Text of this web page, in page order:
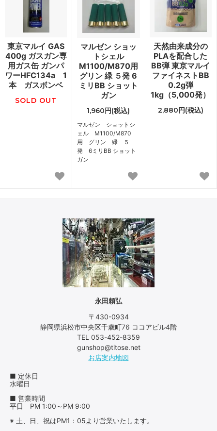
東京マルイ GAS
400g ガスガン専
用ガス缶 ガンパ
ワーHFC134a 1
本 ガスボンベ
SOLD OUT
マルゼン ショッ
トシェル
M1100/M870用
グリン 緑 ５発 6
ミリBB ショット
ガン
1,960円(税込)
マルゼン ショットシ
ェル M1100/M870
用 グリン 緑 ５
発 6ミリBB ショット
ガン
天然由来成分の
PLAを配合した
BB弾 東京マルイ
ファイネストBB
0.2g弾
1kg（5,000発）
2,880円(税込)
永田頼弘
〒430-0934
静岡県浜松市中央区千歳町76 ココアビル4階
TEL 053-452-8359
gunshop@titose.net
お店案内地図
■ 定休日
水曜日
■ 営業時間
平日 PM 1:00～PM 9:00
※ 土、日、祝はPM1：05より営業いたします。